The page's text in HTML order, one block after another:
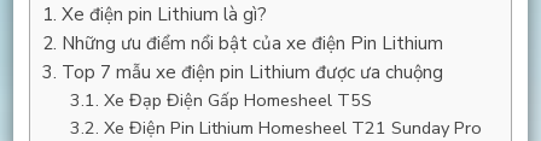
Xe điện pin Lithium là gì?
Những ưu điểm nổi bật của xe điện Pin Lithium
Top 7 mẫu xe điện pin Lithium được ưa chuộng
Xe Đạp Điện Gấp Homesheel T5S
Xe Điện Pin Lithium Homesheel T21 Sunday Pro